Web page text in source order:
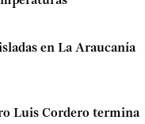
en La Araucanía
Luis Cordero termina